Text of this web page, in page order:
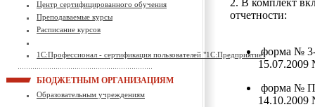
Центр сертифицированного обучения
Преподаваемые курсы
Расписание курсов
1С:Профессионал - сертификация пользователей "1С:Предприятие"
БЮДЖЕТНЫМ ОРГАНИЗАЦИЯМ
Образовательным учреждениям
отчетности:
форма № 3-
15.07.2009
форма № П-
14.10.2009